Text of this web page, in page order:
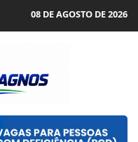
08 DE AGOSTO DE 2026